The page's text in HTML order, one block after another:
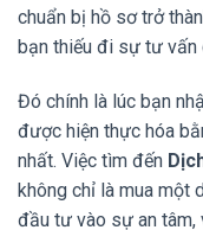
chuẩn bị hồ sơ trở
bạn thiếu đi sự tư vấn
Đó chính là lúc bạn
được hiện thực hóa
nhất. Việc tìm đến
không chỉ là mua một
đầu tư vào sự an tâm,